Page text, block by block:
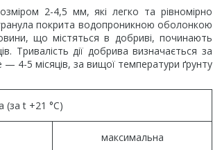
2-4,5 мм, які легко та рівномірно
покрита водопроникною оболонкою
що містяться в добриві, починають
Тривалість дії добрива визначається за
4-5 місяців, за вищої температури ґрунту
(за t +21 °C)
максимальна